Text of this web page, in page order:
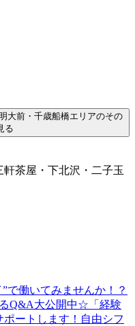
大前・千歳船橋エリアのその
る
茶屋・下北沢・二子玉
で働いてみませんか！？
Q&A大公開中☆「経験
ートします！自由シフ